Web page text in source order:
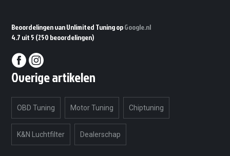
Beoordelingen van Unlimited Tuning opGoogle.nl
4.7 uit 5 (250 beoordelingen)
Overige artikelen
OBD Tuning Motor Tuning Chiptuning
K&N Luchtfilter Dealerschap